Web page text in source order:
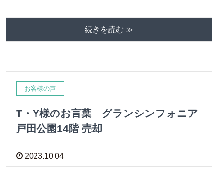
続きを読む ≫
お客様の声
T・Y様のお言葉 グランシンフォニア
戸田公園14階 売却
2023.10.04